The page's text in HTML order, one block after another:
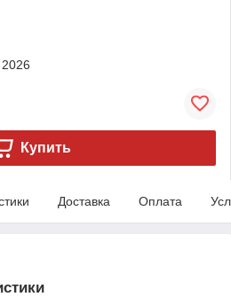
2026
Купить
Доставка Оплата